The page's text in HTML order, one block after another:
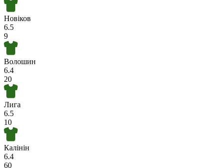
Новіков
6.5
9
Волошин
6.4
20
Лига
6.5
10
Калінін
6.4
60